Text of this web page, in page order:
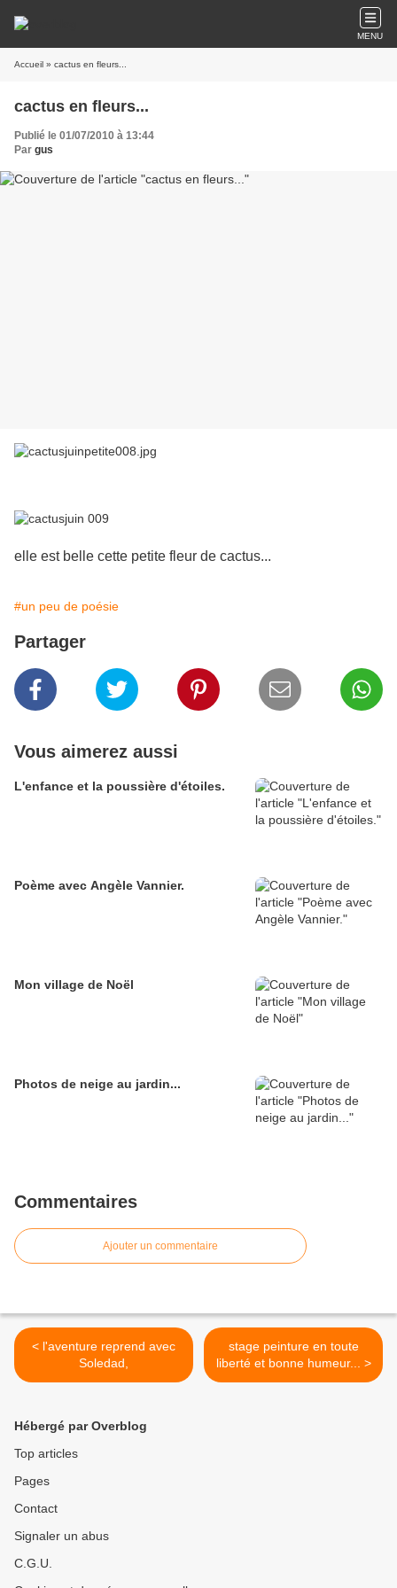
MENU
Accueil » cactus en fleurs...
cactus en fleurs...
Publié le 01/07/2010 à 13:44
Par gus
e lle est belle cette petite fleur de cactus...
#un peu de poésie
Partager
Vous aimerez aussi
L'enfance et la poussière d'étoiles.
Poème avec Angèle Vannier.
Mon village de Noël
Photos de neige au jardin...
Commentaires
Ajouter un commentaire
< l'aventure reprend avec
Soledad,
stage peinture en toute
liberté et bonne humeur... >
Hébergé par Overblog
Top articles
Pages
Contact
Signaler un abus
C.G.U.